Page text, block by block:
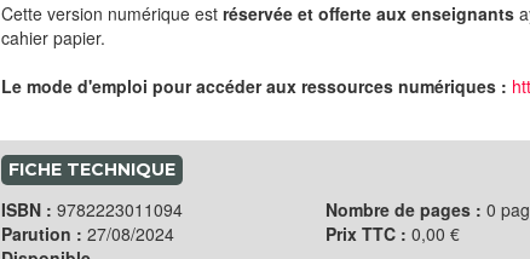
Cette version numérique est réservée et offerte aux enseignants
cahier papier.
Le mode d'emploi pour accéder aux ressources numériques :
FICHE TECHNIQUE
ISBN : 9782223011094
Parution : 27/08/2024
Nombre de pages : 0
Prix TTC : 0,00 €